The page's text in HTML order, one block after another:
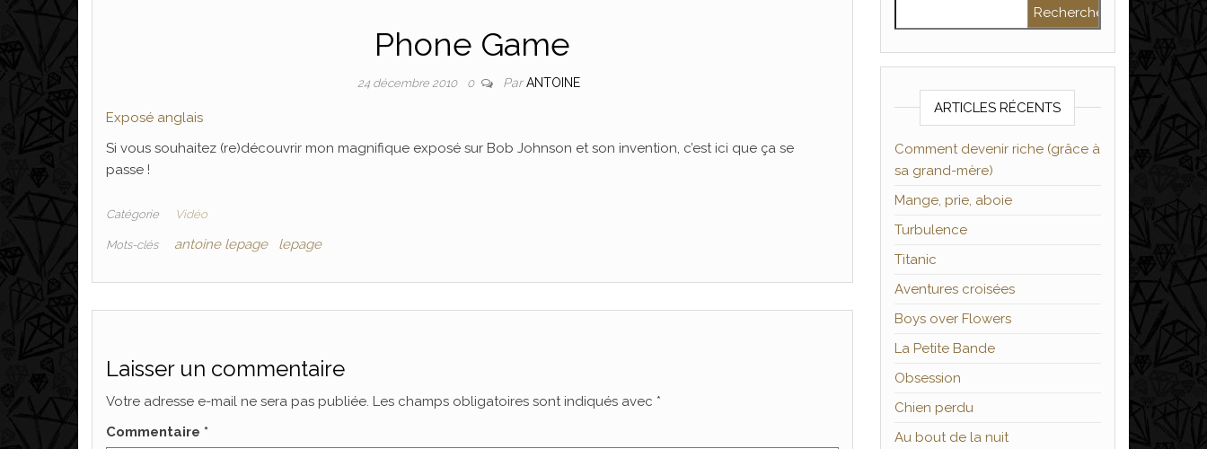
Phone Game
24 décembre 2010 0 ParANTOINE
Exposé anglais
Si vous souhaitez (re)découvrir mon magnifique exposé sur Bob Johnson et son invention, c’est ici que ça se
passe !
Catégorie Vidéo
Mots-clés antoine lepage lepage
Laisser un commentaire
Votre adresse e-mail ne sera pas publiée. Les champs obligatoires sont indiqués avec *
Commentaire *
ARTICLES RÉCENTS
Comment devenir riche (grâce à
sa grand-mère)
Mange, prie, aboie
Turbulence
Titanic
Aventures croisées
Boys over Flowers
La Petite Bande
Obsession
Chien perdu
Au bout de la nuit